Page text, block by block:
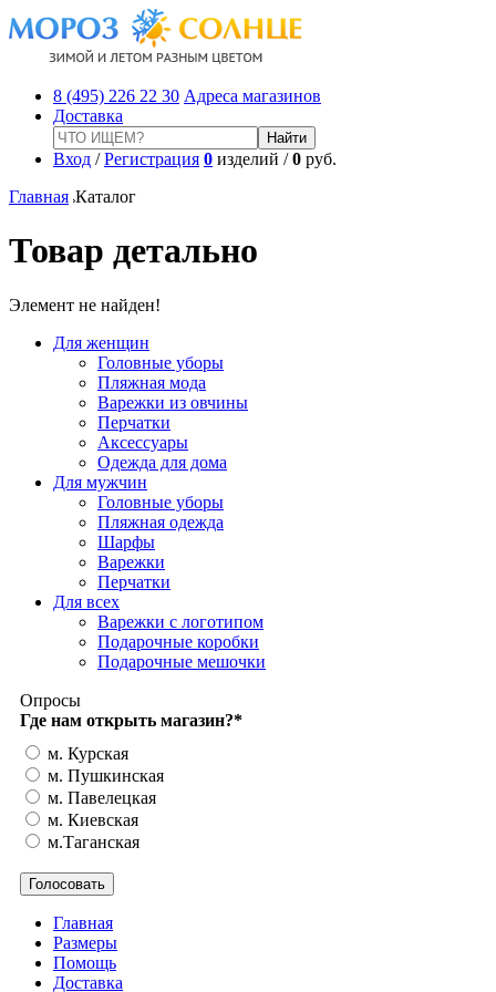
8 (495) 226 22 30 Адреса магазинов
Доставка
Вход /Регистрация 0 изделий /0 руб.
Главная Каталог
Товар детально
Элемент не найден!
Для женщин
Головные уборы
Пляжная мода
Варежки из овчины
Перчатки
Аксессуары
Одежда для дома
Для мужчин
Головные уборы
Пляжная одежда
Шарфы
Варежки
Перчатки
Для всех
Варежки с логотипом
Подарочные коробки
Подарочные мешочки
Опросы
Где нам открыть магазин?*
м. Курская
м. Пушкинская
м. Павелецкая
м. Киевская
м.Таганская
Главная
Размеры
Помощь
Доставка